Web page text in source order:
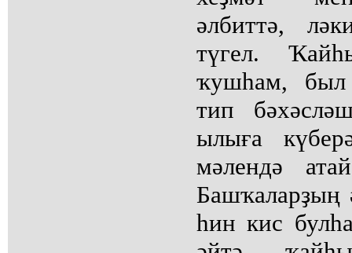
әлбиттә,
түгел.
ҡушһам, был
тип
ылыға
мәлендә
Башҡаларҙың
һин кис